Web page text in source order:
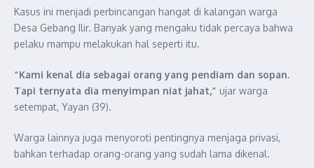
Kasus ini menjadi perbincangan hangat di kalangan warga
Desa Gebang Ilir. Banyak yang mengaku tidak percaya bahwa
pelaku mampu melakukan hal seperti itu.
“Kami kenal dia sebagai orang yang pendiam dan sopan.
Tapi ternyata dia menyimpan niat jahat,” ujar warga
setempat, Yayan (39).
Warga lainnya juga menyoroti pentingnya menjaga privasi,
bahkan terhadap orang-orang yang sudah lama dikenal.